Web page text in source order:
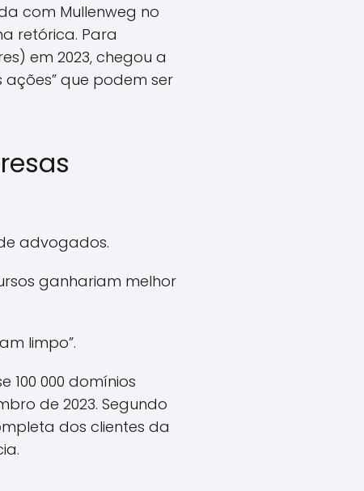
com Mullenweg no
retórica. Para
em 2023, chegou a
ações” que podem ser
advogados.
ganhariam melhor
limpo”.
100 000 domínios
de 2023. Segundo
dos clientes da